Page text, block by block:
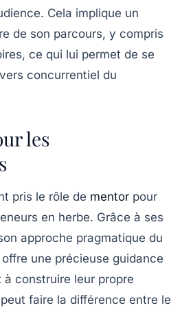
Cela implique un
de son parcours, y compris
ce qui lui permet de se
concurrentiel du
les
pris le rôle de mentor pour
en herbe. Grâce à ses
approche pragmatique du
offre une précieuse guidance
construire leur propre
faire la différence entre le